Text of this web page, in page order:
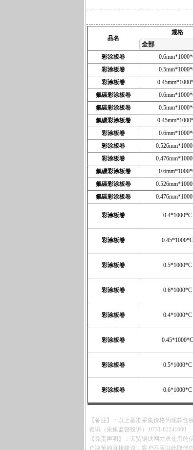
品名
规格
全部
彩涂板卷
彩涂板卷
彩涂板卷
氟碳彩涂板卷
氟碳彩涂板卷
氟碳彩涂板卷
彩涂板卷
彩涂板卷
彩涂板卷
氟碳彩涂板卷
氟碳彩涂板卷
氟碳彩涂板卷
彩涂板卷 0.4*1000*C
彩涂板卷 0.45*1000*C
彩涂板卷 0.5*1000*C
彩涂板卷 0.6*1000*C
彩涂板卷 0.4*1000*C
彩涂板卷 0.45*1000*C
彩涂板卷 0.5*1000*C
彩涂板卷 0.6*1000*C
【备注】：以上基准采集价格为现款含
资讯（采集监督投诉）:0731-82241060
【免责声明】：天贸钢铁网力求使用
户决策的直接建议，客户不应以此取代